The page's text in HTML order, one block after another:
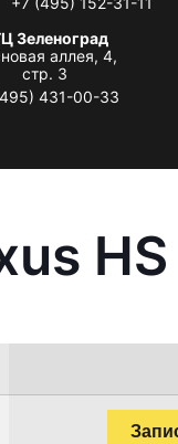
Зеленоград
аллея, 4,
стр. 3
431-00-33
HS